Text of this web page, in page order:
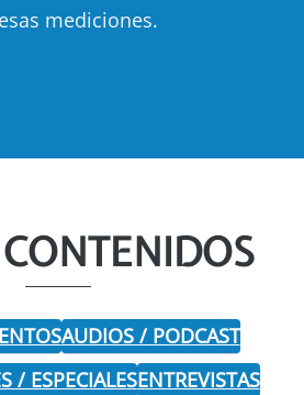
mediciones.
AUDIOS / PODCAST
/ ESPECIALESENTREVISTAS